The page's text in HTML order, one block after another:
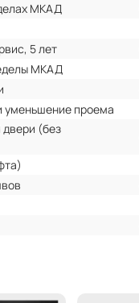
МКАД
5 лет
МКАД
уменьшение проема
(без